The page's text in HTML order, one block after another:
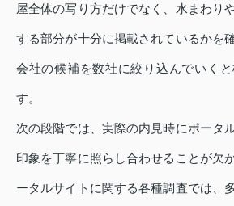
屋全体の写り方だけでなく、水まわり
する部分が十分に掲載されているかを
会社の候補を数社に絞り込んでいく
す。
次の段階では、実際の内見時にポータ
印象を丁寧に照らし合わせることが欠
ータルサイトに関する各種調査では、